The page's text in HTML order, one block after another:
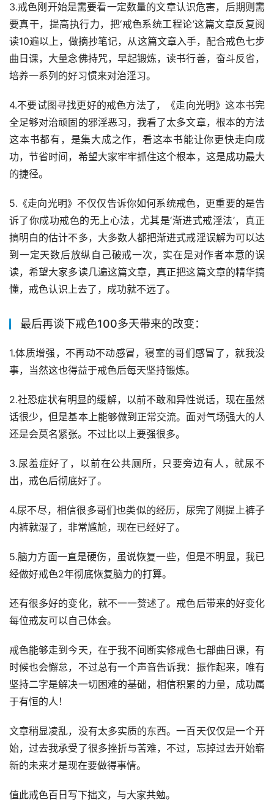
3.戒色刚开始是需要看一定数量的文章认识危害，后期则需
要真干，提高执行力，把‘戒色系统工程论’这篇文章反复阅
读10遍以上，做摘抄笔记，从这篇文章入手，配合戒色七步
曲日课，大量念佛持咒，早起锻炼，读书行善，奋斗反省，
培养一系列的好习惯来对治淫习。
4.不要试图寻找更好的戒色方法了，《走向光明》这本书完
全足够对治顽固的邪淫恶习，我看了太多文章，根本的方法
这本书都有，是集大成之作，看这本书能让你更快走向成
功，节省时间，希望大家牢牢抓住这个根本，这是成功最大
的捷径。
5.《走向光明》不仅仅告诉你如何系统戒色，更重要的是告
诉了你成功戒色的无上心法，尤其是‘渐进式戒淫法’，真正
搞明白的估计不多，大多数人都把渐进式戒淫误解为可以达
到一定天数后放纵自己破戒一次，实在是对作者本意的误
读，希望大家多读几遍这篇文章，真正把这篇文章的精华搞
懂，戒色认识上去了，成功就不远了。
最后再谈下戒色100多天带来的改变：
1.体质增强，不再动不动感冒，寝室的哥们感冒了，就我没
事，当然这也得益于戒色后每天坚持锻炼。
2.社恐症状有明显的缓解，以前不敢和异性说话，现在虽然
话很少，但是基本上能够做到正常交流。面对气场强大的人
还是会莫名紧张。不过比以上要强很多。
3.尿羞症好了，以前在公共厕所，只要旁边有人，就尿不
出，戒色后彻底好了。
4.尿不尽，相信很多哥们也类似的经历，尿完了刚提上裤子
内裤就湿了，非常尴尬，现在已经好了。
5.脑力方面一直是硬伤，虽说恢复一些，但是不明显，我已
经做好戒色2年彻底恢复脑力的打算。
还有很多好的变化，就不一一赘述了。戒色后带来的好变化
每位戒友可以自己体会。
戒色能够走到今天，在于我不间断实修戒色七部曲日课，有
时候也会懈怠，不过总有一个声音告诉我：振作起来，唯有
坚持二字是解决一切困难的基础，相信积累的力量，成功属
于有恒的人！
文章稍显凌乱，没有太多实质的东西。一百天仅仅是一个开
始，过去我承受了很多挫折与苦难，不过，忘掉过去开始崭
新的未来才是现在要做得事情。
值此戒色百日写下拙文，与大家共勉。